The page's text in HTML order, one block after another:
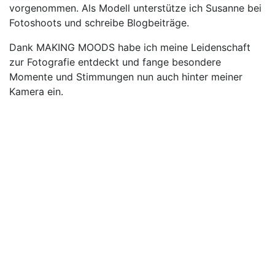
vorgenommen. Als Modell unterstütze ich Susanne bei
Fotoshoots und schreibe Blogbeiträge.
Dank MAKING MOODS habe ich meine Leidenschaft
zur Fotografie entdeckt und fange besondere
Momente und Stimmungen nun auch hinter meiner
Kamera ein.